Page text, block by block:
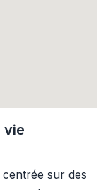
vie
sur des